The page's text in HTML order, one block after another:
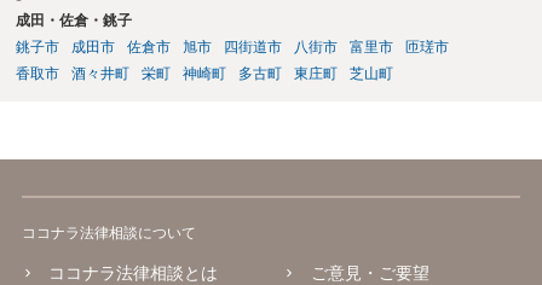
成田・佐倉・銚子
銚子市
成田市 佐倉市 旭市 四街道市 八街市 富里市
匝瑳市
香取市
酒々井町 栄町 神崎町 多古町 東庄町 芝山町
ココナラ法律相談について
ココナラ法律相談とは
ご意見・ご要望